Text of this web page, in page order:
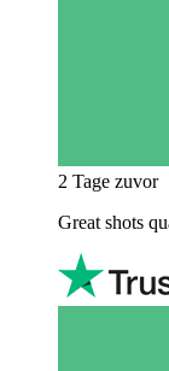
2 Tage zuvor
Great shots